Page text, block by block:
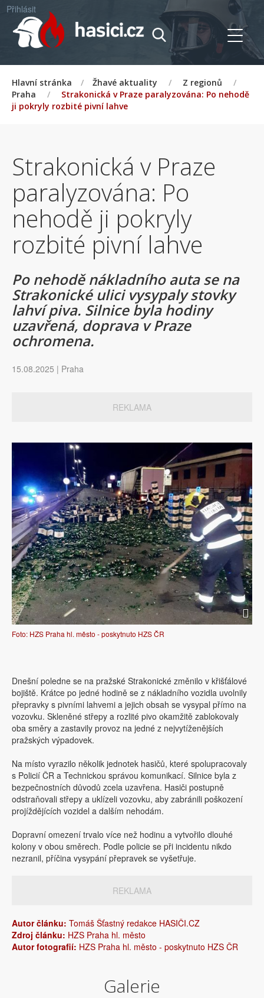
Přihlásit
Hlavní stránka / Žhavé aktuality / Z regionů
/
Praha
/
Strakonická v Praze paralyzována: Po nehodě
ji pokryly rozbité pivní lahve
Strakonická v Praze
paralyzována: Po
nehodě ji pokryly
rozbité pivní lahve
Po nehodě nákladního auta se na
Strakonické ulici vysypaly stovky
lahví piva. Silnice byla hodiny
uzavřená, doprava v Praze
ochromena.
15.08.2025 | Praha
REKLAMA
Foto: HZS Praha hl. město - poskytnuto HZS ČR
Dnešní poledne se na pražské Strakonické změnilo v křišťálové
bojiště. Krátce po jedné hodině se z nákladního vozidla uvolnily
přepravky s pivními lahvemi a jejich obsah se vysypal přímo na
vozovku. Skleněné střepy a rozlité pivo okamžitě zablokovaly
oba směry a zastavily provoz na jedné z nejvytíženějších
pražských výpadovek.
Na místo vyrazilo několik jednotek hasičů, které spolupracovaly
s Policií ČR a Technickou správou komunikací. Silnice byla z
bezpečnostních důvodů zcela uzavřena. Hasiči postupně
odstraňovali střepy a uklízeli vozovku, aby zabránili poškození
projíždějících vozidel a dalším nehodám.
Dopravní omezení trvalo více než hodinu a vytvořilo dlouhé
kolony v obou směrech. Podle policie se při incidentu nikdo
nezranil, příčina vysypání přepravek se vyšetřuje.
REKLAMA
Autor článku: Tomáš Šťastný redakce HASIČI.CZ
Zdroj článku: HZS Praha hl. město
Autor fotografií: HZS Praha hl. město - poskytnuto HZS ČR
Galerie